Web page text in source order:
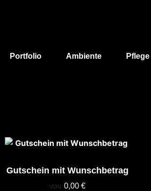
Portfolio Ambiente Pflege
Gutschein mit Wunschbetrag
VON: 0,00 €